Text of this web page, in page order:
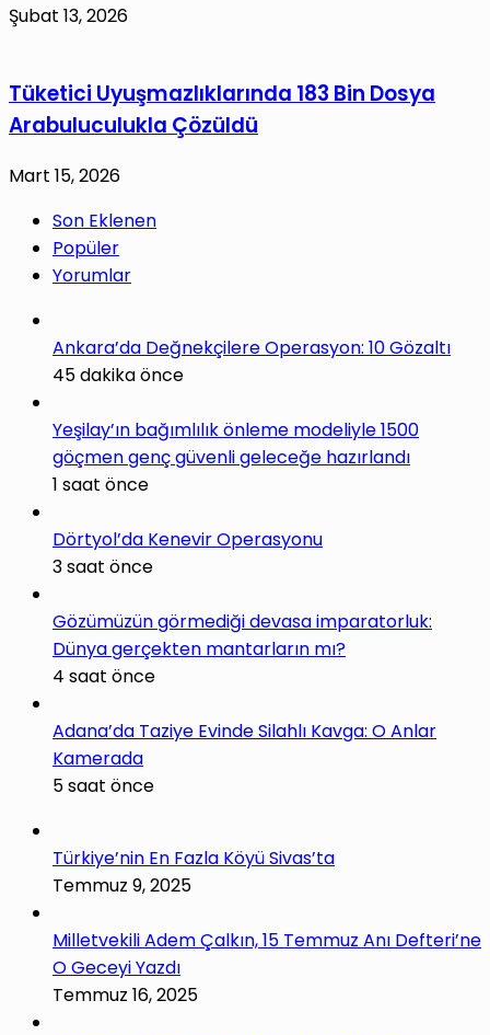
Şubat 13, 2026
Tüketici Uyuşmazlıklarında 183 Bin Dosya
Arabuluculukla Çözüldü
Mart 15, 2026
Son Eklenen
Popüler
Yorumlar
Ankara’da Değnekçilere Operasyon: 10 Gözaltı
45 dakika önce
Yeşilay’ın bağımlılık önleme modeliyle 1500
göçmen genç güvenli geleceğe hazırlandı
1 saat önce
Dörtyol’da Kenevir Operasyonu
3 saat önce
Gözümüzün görmediği devasa imparatorluk:
Dünya gerçekten mantarların mı?
4 saat önce
Adana’da Taziye Evinde Silahlı Kavga: O Anlar
Kamerada
5 saat önce
Türkiye’nin En Fazla Köyü Sivas’ta
Temmuz 9, 2025
Milletvekili Adem Çalkın, 15 Temmuz Anı Defteri’ne
O Geceyi Yazdı
Temmuz 16, 2025